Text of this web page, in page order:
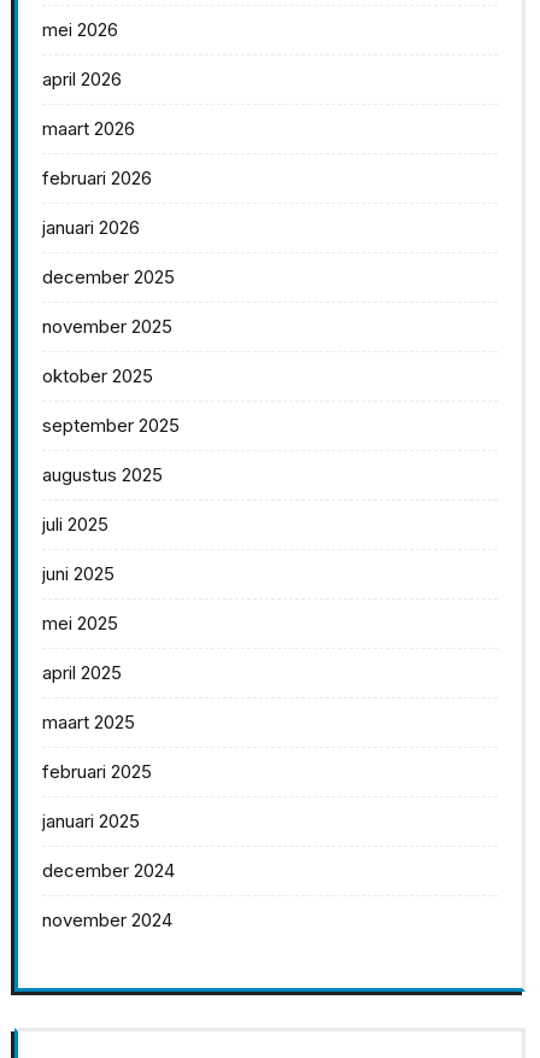
mei 2026
april 2026
maart 2026
februari 2026
januari 2026
december 2025
november 2025
oktober 2025
september 2025
augustus 2025
juli 2025
juni 2025
mei 2025
april 2025
maart 2025
februari 2025
januari 2025
december 2024
november 2024